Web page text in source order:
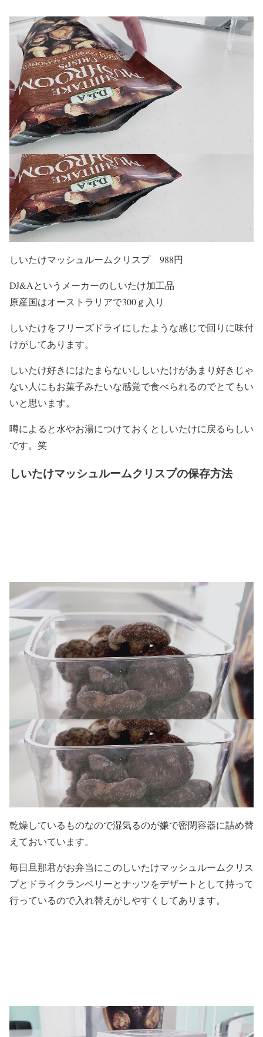
しいたけマッシュルームクリスプ 988円
DJ&Aというメーカーのしいたけ加工品
原産国はオーストラリアで300ｇ入り
しいたけをフリーズドライにしたような感じで回りに味付
けがしてあります。
しいたけ好きにはたまらないししいたけがあまり好きじゃ
ない人にもお菓子みたいな感覚で食べられるのでとてもい
いと思います。
噂によると水やお湯につけておくとしいたけに戻るらしい
です。笑
しいたけマッシュルームクリスプの保存方法
乾燥しているものなので湿気るのが嫌で密閉容器に詰め替
えておいています。
毎日旦那君がお弁当にこのしいたけマッシュルームクリス
プとドライクランベリーとナッツをデザートとして持って
行っているので入れ替えがしやすくしてあります。